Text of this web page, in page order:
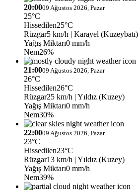
20:0009 Ağustos 2026, Pazar
25°C
Hissedilen25°C
Rüzgar5 km/h | Karayel (Kuzeybatı)
Yağış Miktarı0 mm/h
Nem26%
21:0009 Ağustos 2026, Pazar
26°C
Hissedilen26°C
Rüzgar25 km/h | Yıldız (Kuzey)
Yağış Miktarı0 mm/h
Nem30%
22:0009 Ağustos 2026, Pazar
23°C
Hissedilen23°C
Rüzgar13 km/h | Yıldız (Kuzey)
Yağış Miktarı0 mm/h
Nem39%